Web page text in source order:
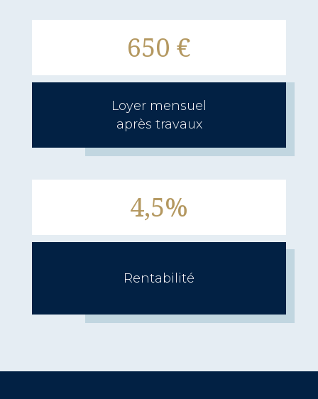
650 €
Loyer mensuel
après travaux
4,5%
Rentabilité